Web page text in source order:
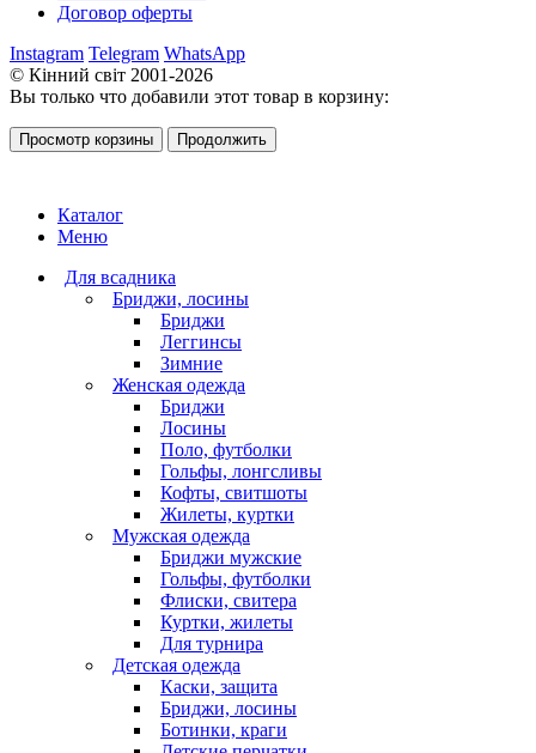
Договор оферты
Instagram Telegram WhatsApp
© Кінний світ 2001-2026
Вы только что добавили этот товар в корзину:
Просмотр корзины Продолжить
Каталог
Меню
Для всадника
Бриджи, лосины
Бриджи
Леггинсы
Зимние
Женская одежда
Бриджи
Лосины
Поло, футболки
Гольфы, лонгсливы
Кофты, свитшоты
Жилеты, куртки
Мужская одежда
Бриджи мужские
Гольфы, футболки
Флиски, свитера
Куртки, жилеты
Для турнира
Детская одежда
Каски, защита
Бриджи, лосины
Ботинки, краги